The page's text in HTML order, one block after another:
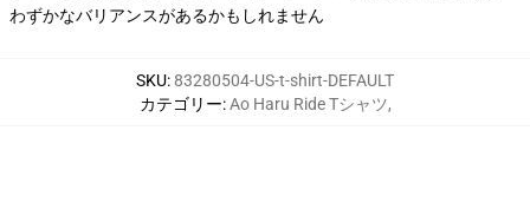
わずかなバリアンスがあるかもしれません
SKU:83280504-US-t-shirt-DEFAULT
カテゴリー:Ao Haru Ride Tシャツ,